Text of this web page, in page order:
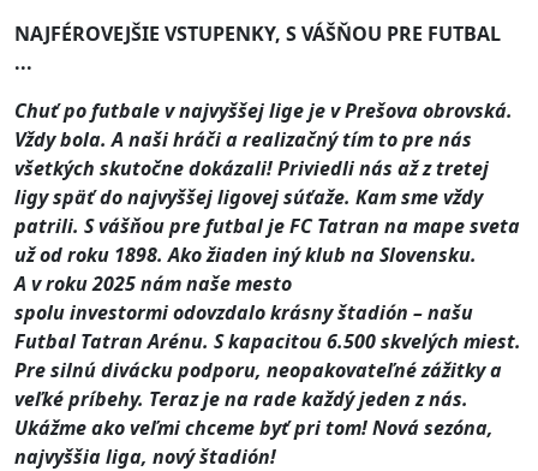
NAJFÉROVEJŠIE VSTUPENKY, S VÁŠŇOU PRE FUTBAL
...
Chuť po futbale v najvyššej lige je v Prešova obrovská.
Vždy bola. A naši hráči a realizačný tím to pre nás
všetkých skutočne dokázali! Priviedli nás až z tretej
ligy späť do najvyššej ligovej súťaže. Kam sme vždy
patrili. S vášňou pre futbal je FC Tatran na mape sveta
už od roku 1898. Ako žiaden iný klub na Slovensku.
A v roku 2025 nám naše mesto
spolu investormi odovzdalo krásny štadión – našu
Futbal Tatran Arénu. S kapacitou 6.500 skvelých miest.
Pre silnú divácku podporu, neopakovateľné zážitky a
veľké príbehy. Teraz je na rade každý jeden z nás.
Ukážme ako veľmi chceme byť pri tom! Nová sezóna,
najvyššia liga, nový štadión!